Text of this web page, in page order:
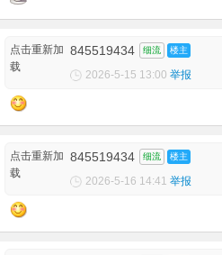
点击重新加
载
845519434 细流 楼主
2026-5-15 13:00 举报
点击重新加
载
845519434 细流 楼主
2026-5-16 14:41 举报